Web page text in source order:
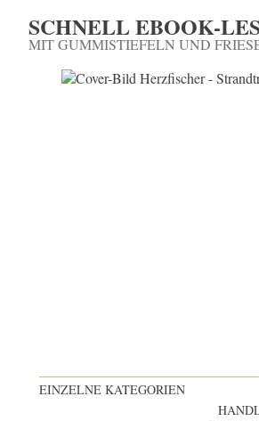
SCHNELL EBOOK-
MIT GUMMISTIEFELN UND
EINZELNE KATEGORIEN